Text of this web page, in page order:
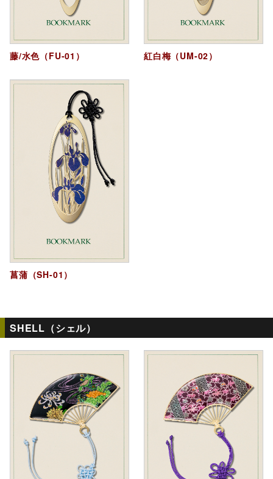
藤/水色（FU-01） 紅白梅（UM-02）
菖蒲（SH-01）
SHELL（シェル）